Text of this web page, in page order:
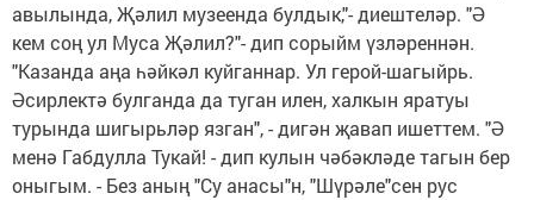
авылында, Җәлил музеенда булдык,"- диештеләр. "Ә
кем соң ул Муса Җәлил?"- дип сорыйм үзләреннән.
"Казанда аңа һәйкәл куйганнар. Ул герой-шагыйрь.
Әсирлектә булганда да туган илен, халкын яратуы
турында шигырьләр язган", - дигән җавап ишеттем. "Ә
менә Габдулла Тукай! - дип кулын чәбәкләде тагын бер
оныгым. - Без аның "Су анасы"н, "Шүрәле"сен рус